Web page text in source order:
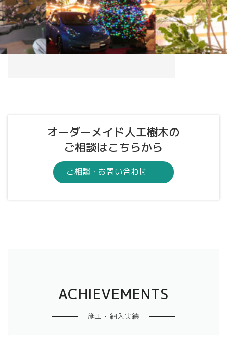
オーダーメイド人工樹木の
ご相談はこちらから
ご相談・お問い合わせ
ACHIEVEMENTS
施工・納入実績